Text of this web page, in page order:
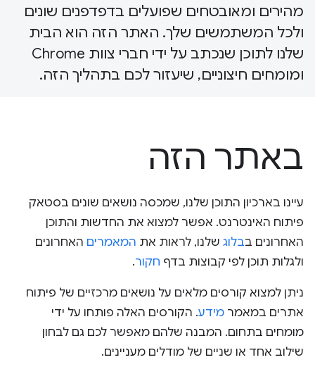
מהירים ומאובטחים שפועלים בדפדפנים שונים
ולכל המשתמשים שלך. האתר הזה הוא הבית
שלנו לתוכן שנכתב על ידי חברי צוות Chrome
ומומחים חיצוניים, שיעזור לכם בתהליך הזה.
באתר הזה
עיינו בארכיון התוכן שלנו, שמכסה נושאים שונים בסטאק
פיתוח האינטרנט. אפשר למצוא את החדשות והתוכן
האחרונים בבלוג שלנו, לראות את המאמרים האחרונים
ולגלות תוכן לפי קבוצות בדף חקור.
ניתן למצוא קורסים מלאים על נושאים מרכזיים של פיתוח
אתרים במאמר מידע. הקורסים האלה פותחו על ידי
מומחים בתחום. המבנה שלהם מאפשר לכם גם לבחון
שילוב אחד או שניים של מודלים מעניינים.